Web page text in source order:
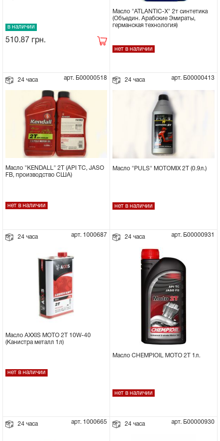
Прокладки на мотоблок
Глушитель на мотоблок
Элементы управления, тросики на
мотоблок
Навесное и запчасти к нему
в наличии
510.87 грн.
Масло "ATLANTIC-X" 2т синтетика
(Объедин. Арабские Эмираты,
германская технология)
нет в наличии
24 часа арт. Б00000518
Масло "KENDALL" 2Т (API TC, JASO
FB, производство США)
нет в наличии
24 часа арт. Б00000413
Масло "PULS" MOTOMIX 2T (0.9л.)
нет в наличии
24 часа арт. 1000687
Масло AXXIS MOTO 2T 10W-40
(Канистра металл 1л)
нет в наличии
24 часа арт. Б00000931
Масло CHEMPIOIL MOTO 2Т 1л.
нет в наличии
24 часа арт. 1000665 24 часа арт. Б00000930